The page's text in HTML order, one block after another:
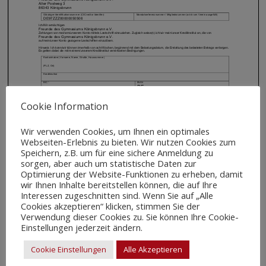
Allgemeines
Impressum / Kontakt
Datenschutzerklärung
Cookie Policy
Satzung
Cookie Information
Wir verwenden Cookies, um Ihnen ein optimales
Webseiten-Erlebnis zu bieten. Wir nutzen Cookies zum
Speichern, z.B. um für eine sichere Anmeldung zu
sorgen, aber auch um statistische Daten zur
Optimierung der Website-Funktionen zu erheben, damit
wir Ihnen Inhalte bereitstellen können, die auf Ihre
Interessen zugeschnitten sind. Wenn Sie auf „Alle
Cookies akzeptieren“ klicken, stimmen Sie der
Verwendung dieser Cookies zu. Sie können Ihre Cookie-
Einstellungen jederzeit ändern.
Cookie Einstellungen Alle Akzeptieren